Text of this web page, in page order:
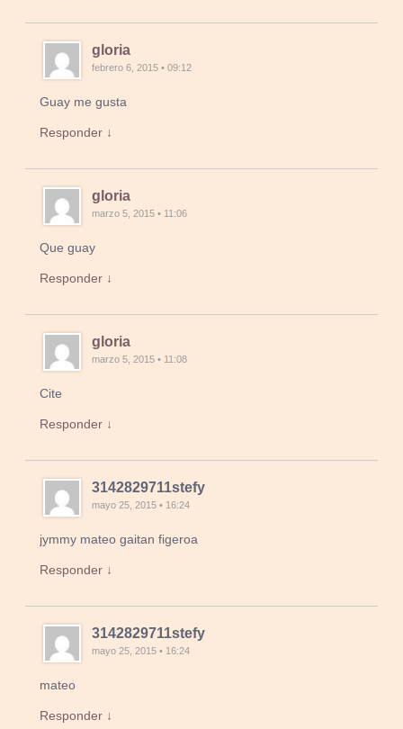
gloria
febrero 6, 2015 • 09:12
Guay me gusta
Responder ↓
gloria
marzo 5, 2015 • 11:06
Que guay
Responder ↓
gloria
marzo 5, 2015 • 11:08
Cite
Responder ↓
3142829711stefy
mayo 25, 2015 • 16:24
jymmy mateo gaitan figeroa
Responder ↓
3142829711stefy
mayo 25, 2015 • 16:24
mateo
Responder ↓